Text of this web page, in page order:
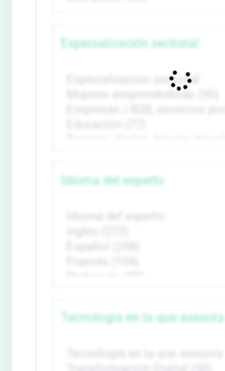
Especialización sectorial
Idioma del experto
Tecnología en la que asesora